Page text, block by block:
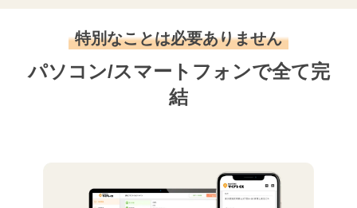
特別なことは必要ありません
パソコン/スマートフォンで全て完
結